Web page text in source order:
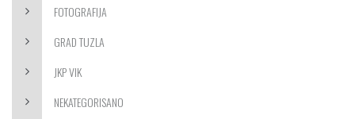
FOTOGRAFIJA
GRAD TUZLA
JKP VIK
NEKATEGORISANO